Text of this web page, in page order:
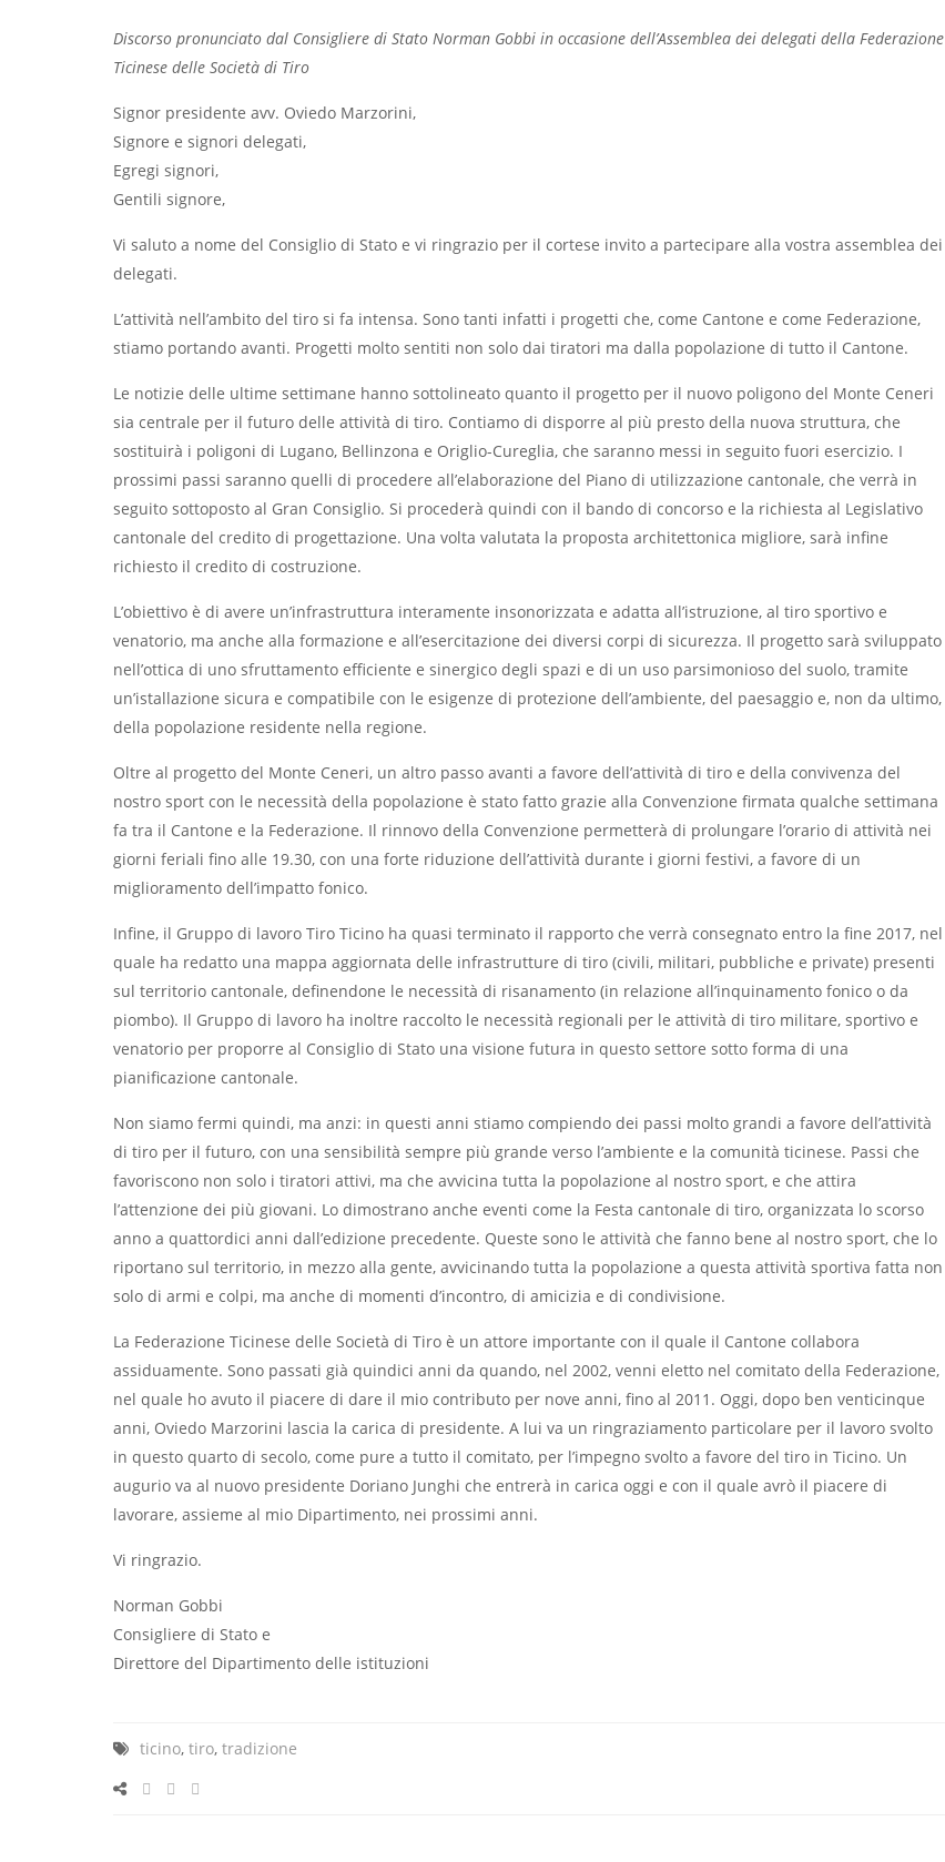
Discorso pronunciato dal Consigliere di Stato Norman Gobbi in occasione dell’Assemblea dei delegati della Federazione
Ticinese delle Società di Tiro
Signor presidente avv. Oviedo Marzorini,
Signore e signori delegati,
Egregi signori,
Gentili signore,
Vi saluto a nome del Consiglio di Stato e vi ringrazio per il cortese invito a partecipare alla vostra assemblea dei
delegati.
L’attività nell’ambito del tiro si fa intensa. Sono tanti infatti i progetti che, come Cantone e come Federazione,
stiamo portando avanti. Progetti molto sentiti non solo dai tiratori ma dalla popolazione di tutto il Cantone.
Le notizie delle ultime settimane hanno sottolineato quanto il progetto per il nuovo poligono del Monte Ceneri
sia centrale per il futuro delle attività di tiro. Contiamo di disporre al più presto della nuova struttura, che
sostituirà i poligoni di Lugano, Bellinzona e Origlio-Cureglia, che saranno messi in seguito fuori esercizio. I
prossimi passi saranno quelli di procedere all’elaborazione del Piano di utilizzazione cantonale, che verrà in
seguito sottoposto al Gran Consiglio. Si procederà quindi con il bando di concorso e la richiesta al Legislativo
cantonale del credito di progettazione. Una volta valutata la proposta architettonica migliore, sarà infine
richiesto il credito di costruzione.
L’obiettivo è di avere un’infrastruttura interamente insonorizzata e adatta all’istruzione, al tiro sportivo e
venatorio, ma anche alla formazione e all’esercitazione dei diversi corpi di sicurezza. Il progetto sarà sviluppato
nell’ottica di uno sfruttamento efficiente e sinergico degli spazi e di un uso parsimonioso del suolo, tramite
un’istallazione sicura e compatibile con le esigenze di protezione dell’ambiente, del paesaggio e, non da ultimo,
della popolazione residente nella regione.
Oltre al progetto del Monte Ceneri, un altro passo avanti a favore dell’attività di tiro e della convivenza del
nostro sport con le necessità della popolazione è stato fatto grazie alla Convenzione firmata qualche settimana
fa tra il Cantone e la Federazione. Il rinnovo della Convenzione permetterà di prolungare l’orario di attività nei
giorni feriali fino alle 19.30, con una forte riduzione dell’attività durante i giorni festivi, a favore di un
miglioramento dell’impatto fonico.
Infine, il Gruppo di lavoro Tiro Ticino ha quasi terminato il rapporto che verrà consegnato entro la fine 2017, nel
quale ha redatto una mappa aggiornata delle infrastrutture di tiro (civili, militari, pubbliche e private) presenti
sul territorio cantonale, definendone le necessità di risanamento (in relazione all’inquinamento fonico o da
piombo). Il Gruppo di lavoro ha inoltre raccolto le necessità regionali per le attività di tiro militare, sportivo e
venatorio per proporre al Consiglio di Stato una visione futura in questo settore sotto forma di una
pianificazione cantonale.
Non siamo fermi quindi, ma anzi: in questi anni stiamo compiendo dei passi molto grandi a favore dell’attività
di tiro per il futuro, con una sensibilità sempre più grande verso l’ambiente e la comunità ticinese. Passi che
favoriscono non solo i tiratori attivi, ma che avvicina tutta la popolazione al nostro sport, e che attira
l’attenzione dei più giovani. Lo dimostrano anche eventi come la Festa cantonale di tiro, organizzata lo scorso
anno a quattordici anni dall’edizione precedente. Queste sono le attività che fanno bene al nostro sport, che lo
riportano sul territorio, in mezzo alla gente, avvicinando tutta la popolazione a questa attività sportiva fatta non
solo di armi e colpi, ma anche di momenti d’incontro, di amicizia e di condivisione.
La Federazione Ticinese delle Società di Tiro è un attore importante con il quale il Cantone collabora
assiduamente. Sono passati già quindici anni da quando, nel 2002, venni eletto nel comitato della Federazione,
nel quale ho avuto il piacere di dare il mio contributo per nove anni, fino al 2011. Oggi, dopo ben venticinque
anni, Oviedo Marzorini lascia la carica di presidente. A lui va un ringraziamento particolare per il lavoro svolto
in questo quarto di secolo, come pure a tutto il comitato, per l’impegno svolto a favore del tiro in Ticino. Un
augurio va al nuovo presidente Doriano Junghi che entrerà in carica oggi e con il quale avrò il piacere di
lavorare, assieme al mio Dipartimento, nei prossimi anni.
Vi ringrazio.
Norman Gobbi
Consigliere di Stato e
Direttore del Dipartimento delle istituzioni
ticino, tiro, tradizione